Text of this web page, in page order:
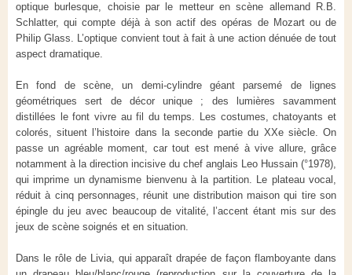
optique burlesque, choisie par le metteur en scène allemand R.B.
Schlatter, qui compte déjà à son actif des opéras de Mozart ou de
Philip Glass. L’optique convient tout à fait à une action dénuée de tout
aspect dramatique.
En fond de scène, un demi-cylindre géant parsemé de lignes
géométriques sert de décor unique ; des lumières savamment
distillées le font vivre au fil du temps. Les costumes, chatoyants et
colorés, situent l’histoire dans la seconde partie du XXe siècle. On
passe un agréable moment, car tout est mené à vive allure, grâce
notamment à la direction incisive du chef anglais Leo Hussain (°1978),
qui imprime un dynamisme bienvenu à la partition. Le plateau vocal,
réduit à cinq personnages, réunit une distribution maison qui tire son
épingle du jeu avec beaucoup de vitalité, l’accent étant mis sur des
jeux de scène soignés et en situation.
Dans le rôle de Livia, qui apparaît drapée de façon flamboyante dans